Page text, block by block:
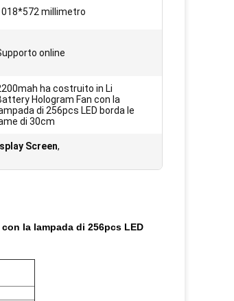
millimetro
online
ha costruito in Li
Hologram Fan con la
di 256pcs LED borda le
di 30cm
Screen,
la lampada di 256pcs LED